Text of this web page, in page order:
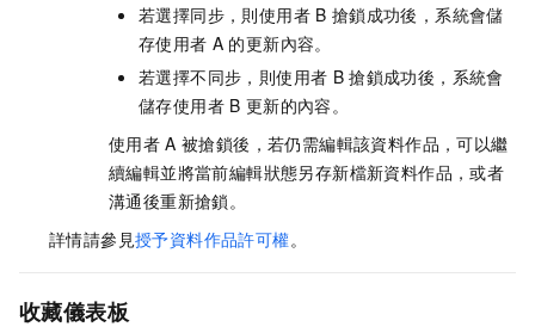
若選擇同步，則使用者 B 搶鎖成功後，系統會儲
存使用者 A 的更新內容。
若選擇不同步，則使用者 B 搶鎖成功後，系統會
儲存使用者 B 更新的內容。
使用者 A 被搶鎖後，若仍需編輯該資料作品，可以繼
續編輯並將當前編輯狀態另存新檔新資料作品，或者
溝通後重新搶鎖。
詳情請參見授予資料作品許可權。
收藏儀表板